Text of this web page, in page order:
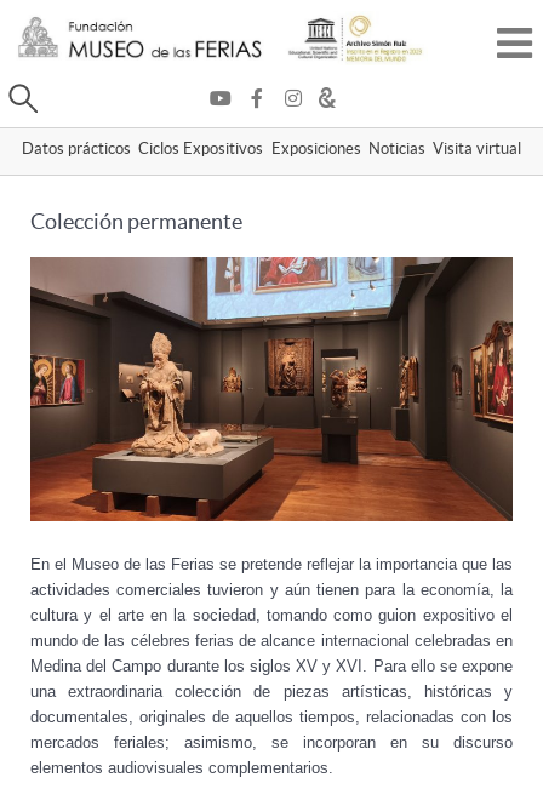
Buscar
Datos prácticos Ciclos Expositivos Exposiciones Noticias Visita virtual
Colección permanente
En el Museo de las Ferias se pretende reflejar la importancia que las
actividades comerciales tuvieron y aún tienen para la economía, la
cultura y el arte en la sociedad, tomando como guion expositivo el
mundo de las célebres ferias de alcance internacional celebradas en
Medina del Campo durante los siglos XV y XVI. Para ello se expone
una extraordinaria colección de piezas artísticas, históricas y
documentales, originales de aquellos tiempos, relacionadas con los
mercados feriales; asimismo, se incorporan en su discurso
elementos audiovisuales complementarios.